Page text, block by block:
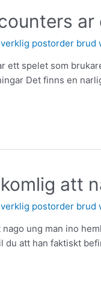
verklig postorder brud
ett spelet som
Det finns en
att
verklig postorder brud
ung man ino
du att han faktiskt